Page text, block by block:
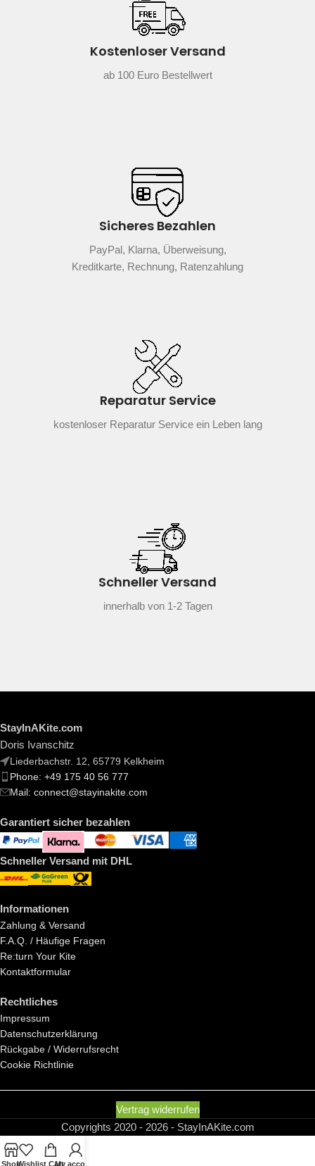
Kostenloser Versand
ab 100 Euro Bestellwert
Sicheres Bezahlen
PayPal, Klarna, Überweisung,
Kreditkarte, Rechnung, Ratenzahlung
Reparatur Service
kostenloser Reparatur Service ein Leben lang
Schneller Versand
innerhalb von 1-2 Tagen
StayInAKite.com
Doris Ivanschitz
Liederbachstr. 12, 65779 Kelkheim
Phone: +49 175 40 56 777
Mail: connect@stayinakite.com
Garantiert sicher bezahlen
Schneller Versand mit DHL
Informationen
Zahlung & Versand
F.A.Q. / Häufige Fragen
Re:turn Your Kite
Kontaktformular
Rechtliches
Impressum
Datenschutzerklärung
Rückgabe / Widerrufsrecht
Cookie Richtlinie
Vertrag widerrufen
Copyrights 2020 - 2026 - StayInAKite.com
ShopWishlist Cart
My account